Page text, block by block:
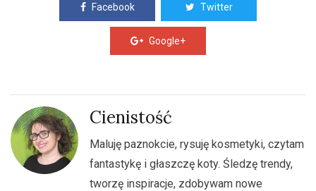
Facebook Twitter
Google+
Cienistość
Maluję paznokcie, rysuję kosmetyki, czytam
fantastykę i głaszczę koty. Śledzę trendy,
tworzę inspiracje, zdobywam nowe